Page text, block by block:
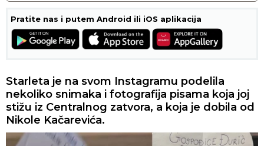
Pratite nas i putem Android ili iOS aplikacija
Starleta je na svom Instagramu podelila
nekoliko snimaka i fotografija pisama koja joj
stižu iz Centralnog zatvora, a koja je dobila od
Nikole Kačarevića.